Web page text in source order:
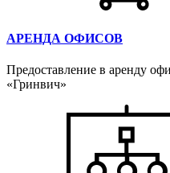
АРЕНДА ОФИСОВ
Предоставление в аренду
«Гринвич»